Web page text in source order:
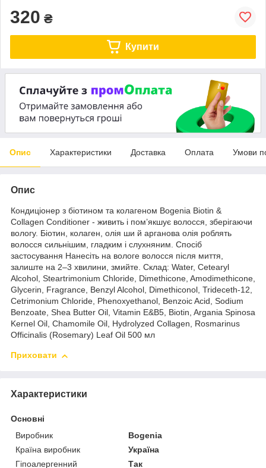
320 ₴
Купити
Опис Характеристики Доставка Оплата Умови
Опис
Кондиціонер з біотином та колагеном Bogenia Biotin &
Collagen Conditioner - живить і пом’якшує волосся, зберігаючи
вологу. Біотин, колаген, олія ши й арганова олія роблять
волосся сильнішим, гладким і слухняним. Спосіб
застосування Нанесіть на вологе волосся після миття,
залиште на 2–3 хвилини, змийте. Склад: Water, Cetearyl
Alcohol, Steartrimonium Chloride, Dimethicone, Amodimethicone,
Glycerin, Fragrance, Benzyl Alcohol, Dimethiconol, Trideceth-12,
Cetrimonium Chloride, Phenoxyethanol, Benzoic Acid, Sodium
Benzoate, Shea Butter Oil, Vitamin E&B5, Biotin, Argania Spinosa
Kernel Oil, Chamomile Oil, Hydrolyzed Collagen, Rosmarinus
Officinalis (Rosemary) Leaf Oil 500 мл
Приховати
Характеристики
Основні
Виробник
Bogenia
Країна виробник
Україна
Гіпоалергенний
Так